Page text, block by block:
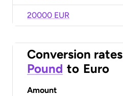
20000 EUR
Conversion rates
Pound to Euro
Amount